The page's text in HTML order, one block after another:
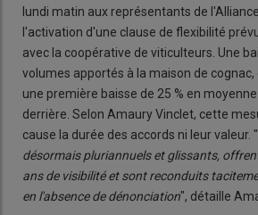
lundi matin aux représentants de
l'activation d'une clause de flexibilité
avec la coopérative de viticulteurs. Une
volumes apportés à la maison de
une première baisse de 25 % en
derrière. Selon Amaury Vinclet, cette
cause la durée des accords ni leur valeur. "
désormais pluriannuels et glissants,
ans de visibilité et sont reconduits
en l'absence de dénonciation", détaille